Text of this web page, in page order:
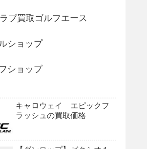
ブ買取ゴルフエース
ショップ
ショップ
キャロウェイ エピックフ
ラッシュの買取価格